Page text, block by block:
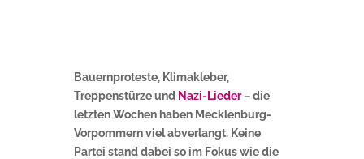
Bauernproteste, Klimakleber,
Treppenstürze und Nazi-Lieder– die
letzten Wochen haben Mecklenburg-
Vorpommern viel abverlangt. Keine
Partei stand dabei so im Fokus wie die